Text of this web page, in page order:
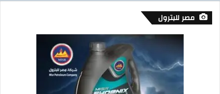
مصر للبترول